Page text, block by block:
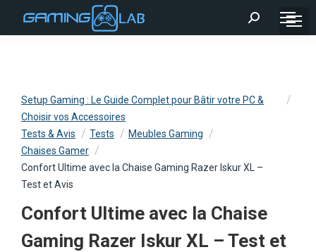
Recherche
Setup Gaming : Le Guide Complet pour Bâtir votre PC &
Choisir vos Accessoires
Tests & Avis
Tests
Meubles Gaming
Chaises Gamer
Confort Ultime avec la Chaise Gaming Razer Iskur XL –
Test et Avis
Confort Ultime avec la Chaise
Gaming Razer Iskur XL – Test et